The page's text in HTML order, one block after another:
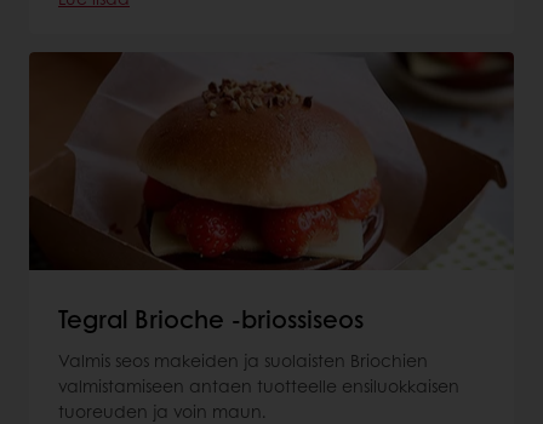
Tegral Brioche -briossiseos
Valmis seos makeiden ja suolaisten Briochien
valmistamiseen antaen tuotteelle ensiluokkaisen
tuoreuden ja voin maun.